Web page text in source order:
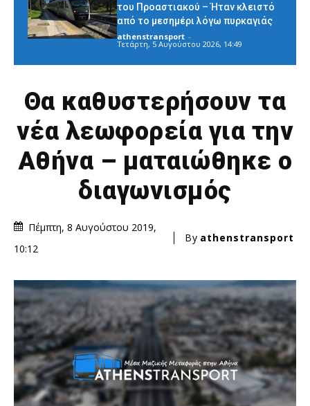
του Προαστιακού – Ήταν κλειστό
από το μεσημέρι λόγω πυρκαγιάς
athenstransport -
Τετάρτη, 5 Αυγούστου 2026, 14:49
Θα καθυστερήσουν τα
νέα λεωφορεία για την
Αθήνα – ματαιώθηκε ο
διαγωνισμός
Πέμπτη, 8 Αυγούστου 2019,
10:12
By athenstransport